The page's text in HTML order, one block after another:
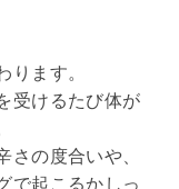
ります。
受けるたび体が
さの度合いや、
で起こるかしっ